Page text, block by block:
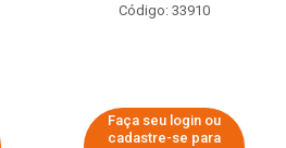
Código: 33910
Faça seu login ou
cadastre-se para